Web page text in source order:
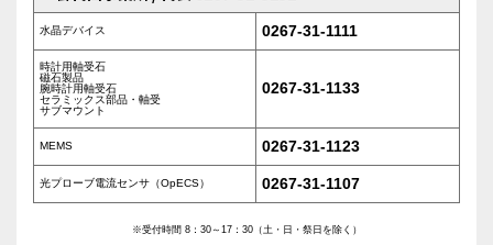
水晶デバイス 0267-31-1111
時計用軸受石
磁石製品
腕時計用軸受石
セラミックス部品・軸受
サブマウント
0267-31-1133
MEMS 0267-31-1123
光プローブ電流センサ（OpECS） 0267-31-1107
※受付時間 8：30～17：30（土・日・祭日を除く）